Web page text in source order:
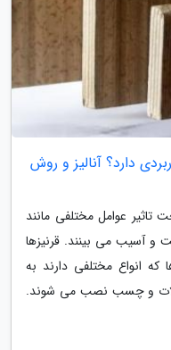
دارد؟ آنالیز و روش
عوامل مختلفی مانند
و آسیب می بینند. قرنیزها
که انواع مختلفی دارند به
ملات و چسب نصب می شوند.